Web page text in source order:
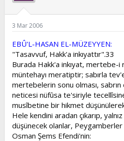
3 Mar 2006
EBÛ'L-HASAN EL-MÜZEYYEN:
"Tasavvuf, Hakk'a inkıyattır".33
Burada Hakk'a inkıyat, mertebe-i
müntehayı meratiptir; sabırla
mertebelerin sonu olması,
neticesi nüfûsa te'siriyle
musîbetine bir hikmet düşünülerek
Hele kendini aradan çıkarıp, yalnız
düşünecek olanlar, Peygamberler
Osman Şems Efendi'nin: